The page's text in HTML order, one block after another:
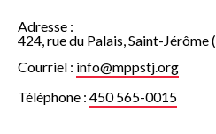
Adresse :
424, rue du Palais, Saint-Jérôme
Courriel : info@mppstj.org
Téléphone : 450 565-0015